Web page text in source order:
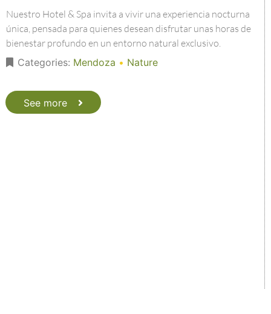
Nuestro Hotel & Spa invita a vivir una experiencia nocturna
única, pensada para quienes desean disfrutar unas horas de
bienestar profundo en un entorno natural exclusivo.
Categories: Mendoza • Nature
See more